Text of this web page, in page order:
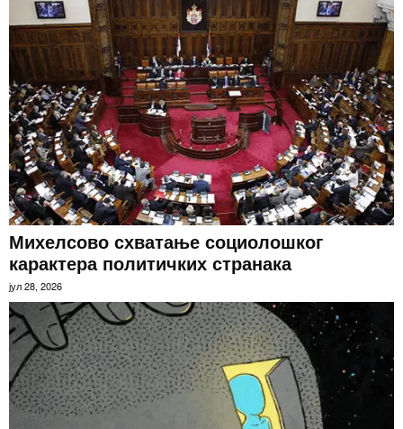
Михелсово схватање социолошког
карактера политичких странака
јул 28, 2026